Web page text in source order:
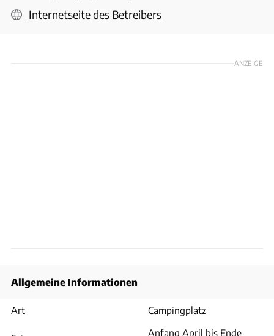
Internetseite des Betreibers
ANZEIGE
Allgemeine Informationen
Art Campingplatz
Anfang April bis Ende